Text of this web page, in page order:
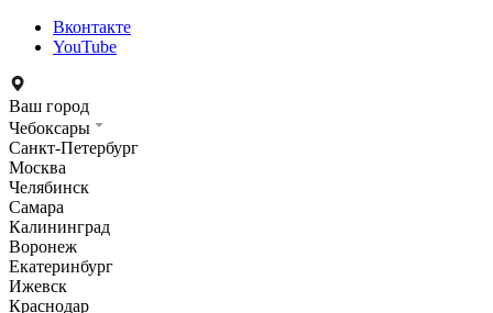
Вконтакте
YouTube
Ваш город
Чебоксары
Санкт-Петербург
Москва
Челябинск
Самара
Калининград
Воронеж
Екатеринбург
Ижевск
Краснодар